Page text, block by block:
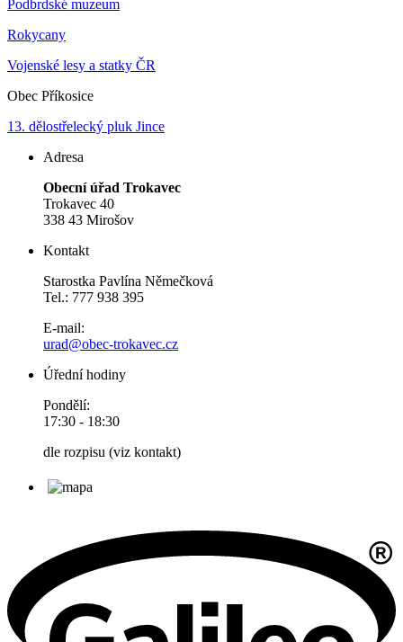
Podbrdské muzeum
Rokycany
Vojenské lesy a statky ČR
Obec Příkosice
13. dělostřelecký pluk Jince
Adresa
Obecní úřad Trokavec
Trokavec 40
338 43 Mirošov
Kontakt
Starostka Pavlína Němečková
Tel.: 777 938 395
E-mail:
urad@obec-trokavec.cz
Úřední hodiny
Pondělí:
17:30 - 18:30
dle rozpisu (viz kontakt)